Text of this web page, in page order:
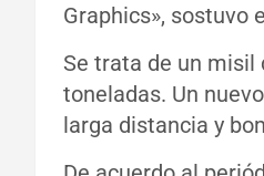
Graphics», sostuvo
Se trata de un misil
toneladas. Un
larga distancia y